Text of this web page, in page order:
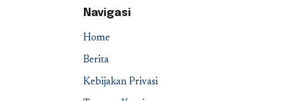
Navigasi
Home
Berita
Kebijakan Privasi